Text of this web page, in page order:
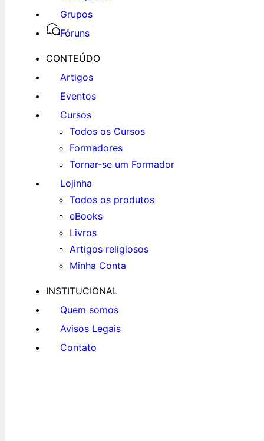
Grupos
Fóruns
CONTEÚDO
Artigos
Eventos
Cursos
Todos os Cursos
Formadores
Tornar-se um Formador
Lojinha
Todos os produtos
eBooks
Livros
Artigos religiosos
Minha Conta
INSTITUCIONAL
Quem somos
Avisos Legais
Contato